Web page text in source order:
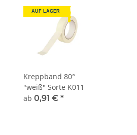
AUF LAGER
Kreppband 80°
"weiß" Sorte K011
ab 0,91 € *